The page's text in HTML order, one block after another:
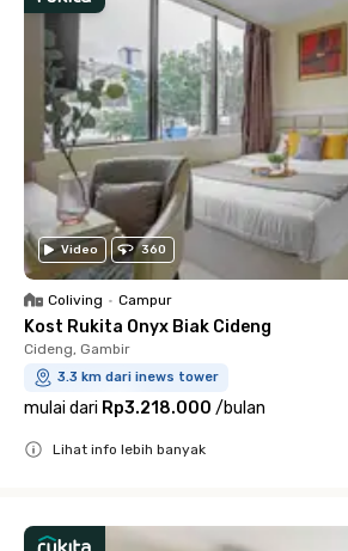
Video 360
Coliving • Campur
Kost Rukita Onyx Biak Cideng
Cideng, Gambir
3.3 km dari inews tower
mulai dari Rp3.218.000 /bulan
Lihat info lebih banyak